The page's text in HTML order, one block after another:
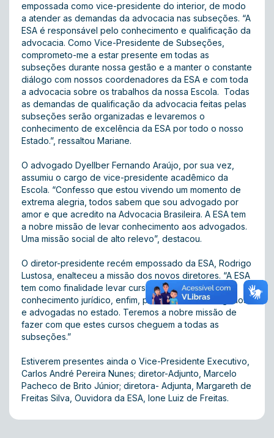
empossada como vice-presidente do interior, de modo
a atender as demandas da advocacia nas subseções. “A
ESA é responsável pelo conhecimento e qualificação da
advocacia. Como Vice-Presidente de Subseções,
comprometo-me a estar presente em todas as
subseções durante nossa gestão e a manter o constante
diálogo com nossos coordenadores da ESA e com toda
a advocacia sobre os trabalhos da nossa Escola. Todas
as demandas de qualificação da advocacia feitas pelas
subseções serão organizadas e levaremos o
conhecimento de excelência da ESA por todo o nosso
Estado.”, ressaltou Mariane.
O advogado Dyellber Fernando Araújo, por sua vez,
assumiu o cargo de vice-presidente acadêmico da
Escola. “Confesso que estou vivendo um momento de
extrema alegria, todos sabem que sou advogado por
amor e que acredito na Advocacia Brasileira. A ESA tem
a nobre missão de levar conhecimento aos advogados.
Uma missão social de alto relevo”, destacou.
O diretor-presidente recém empossado da ESA, Rodrigo
Lustosa, enalteceu a missão dos novos diretores. “A ESA
tem como finalidade levar cursos, congressos,
conhecimento jurídico, enfim, para todos os advogados
e advogadas no estado. Teremos a nobre missão de
fazer com que estes cursos cheguem a todas as
subseções.”
Estiverem presentes ainda o Vice-Presidente Executivo,
Carlos André Pereira Nunes; diretor-Adjunto, Marcelo
Pacheco de Brito Júnior; diretora- Adjunta, Margareth de
Freitas Silva, Ouvidora da ESA, Ione Luiz de Freitas.